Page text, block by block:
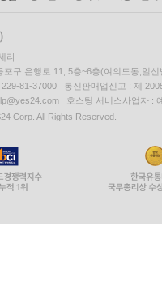
라
포구 은행로 11, 5층~6층(여의도동,일신
229-81-37000 통신판매업신고 : 제
호스팅 서비스사업자 :
Corp. All Rights Reserved.